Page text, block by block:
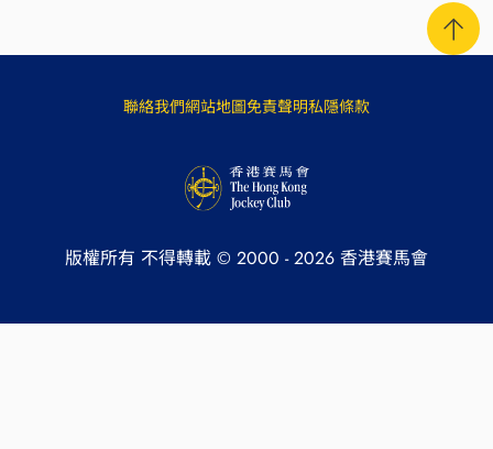
聯絡我們網站地圖免責聲明私隱條款
版權所有 不得轉載 © 2000 -2026 香港賽馬會